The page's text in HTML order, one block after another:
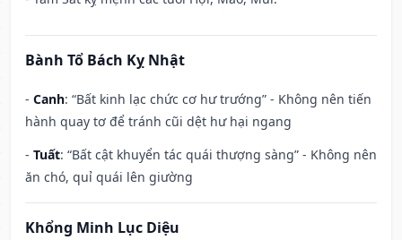
Bành Tổ Bách Kỵ Nhật
- Canh: “Bất kinh lạc chức cơ hư trướng” - Không nên tiến
hành quay tơ để tránh cũi dệt hư hại ngang
- Tuất: “Bất cật khuyển tác quái thượng sàng” - Không nên
ăn chó, quỉ quái lên giường
Khổng Minh Lục Diệu